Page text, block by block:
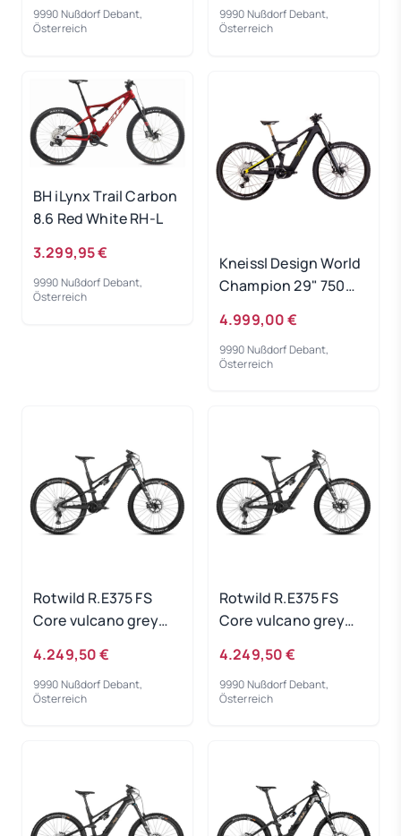
9990 Nußdorf Debant,
Österreich
9990 Nußdorf Debant,
Österreich
BH iLynx Trail Carbon
8.6 Red White RH-L
3.299,95 €
9990 Nußdorf Debant,
Österreich
Kneissl Design World
Champion 29" 750Wh
40 cm
4.999,00 €
9990 Nußdorf Debant,
Österreich
Rotwild R.E375 FS
Core vulcano grey
4.249,50 €
9990 Nußdorf Debant,
Österreich
Rotwild R.E375 FS
Core vulcano grey
4.249,50 €
9990 Nußdorf Debant,
Österreich